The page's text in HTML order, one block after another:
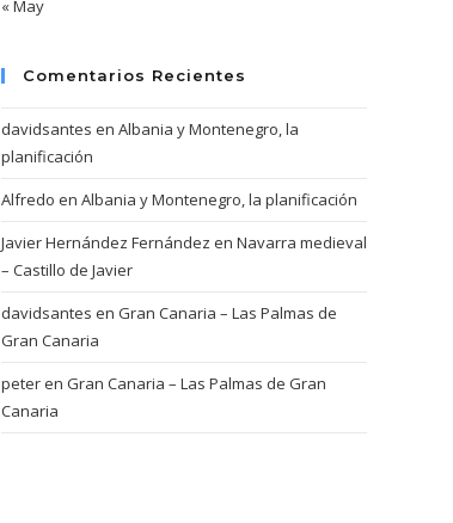
« May
Comentarios Recientes
davidsantes en Albania y Montenegro, la
planificación
Alfredo en Albania y Montenegro, la planificación
Javier Hernández Fernández en Navarra medieval
– Castillo de Javier
davidsantes en Gran Canaria – Las Palmas de
Gran Canaria
peteren Gran Canaria – Las Palmas de Gran
Canaria